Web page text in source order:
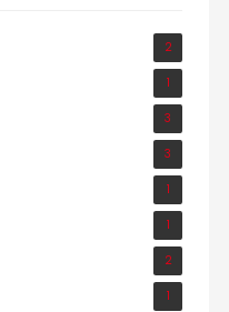
2
1
3
3
1
1
2
1